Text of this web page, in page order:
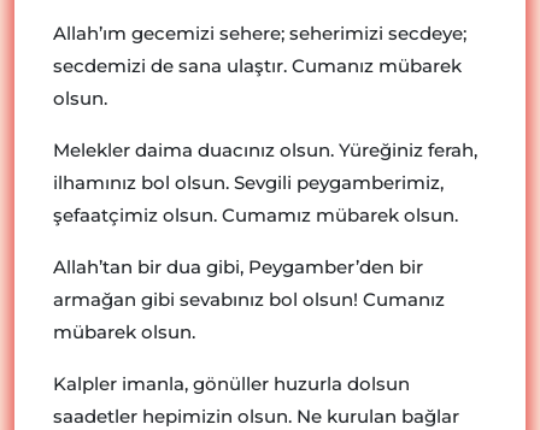
Allah’ım gecemizi sehere; seherimizi secdeye;
secdemizi de sana ulaştır. Cumanız mübarek
olsun.
Melekler daima duacınız olsun. Yüreğiniz ferah,
ilhamınız bol olsun. Sevgili peygamberimiz,
şefaatçimiz olsun. Cumamız mübarek olsun.
Allah’tan bir dua gibi, Peygamber’den bir
armağan gibi sevabınız bol olsun! Cumanız
mübarek olsun.
Kalpler imanla, gönüller huzurla dolsun
saadetler hepimizin olsun. Ne kurulan bağlar